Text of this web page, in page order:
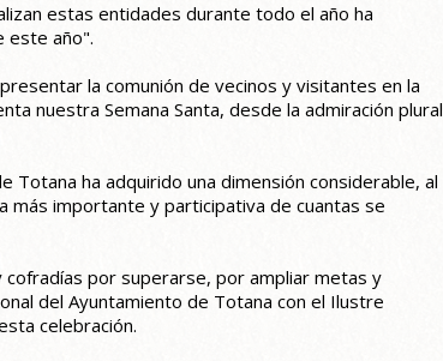
estas entidades durante todo el año ha
este año".
la comunión de vecinos y visitantes en la
nuestra Semana Santa, desde la admiración plural
Totana ha adquirido una dimensión considerable, al
importante y participativa de cuantas se
cofradías por superarse, por ampliar metas y
del Ayuntamiento de Totana con el Ilustre
celebración.